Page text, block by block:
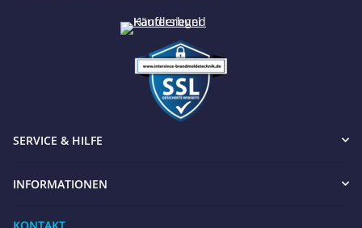
SERVICE & HILFE
INFORMATIONEN